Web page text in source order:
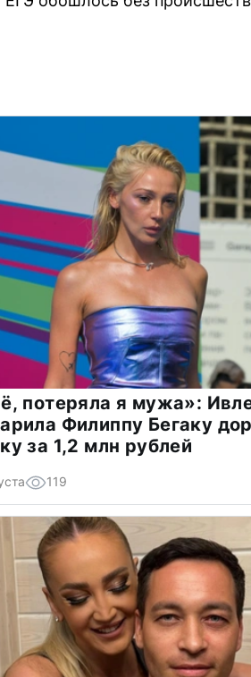
потеряла я мужа»:
Филиппу Бегаку
за 1,2 млн рублей
119